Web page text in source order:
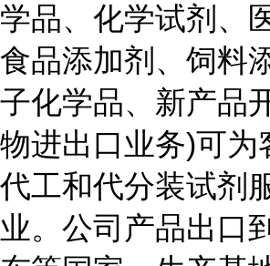
学品、化学试剂、
食品添加剂、饲料
子化学品、新产品
物进出口业务)可为
代工和代分装试剂
业。公司产品出口